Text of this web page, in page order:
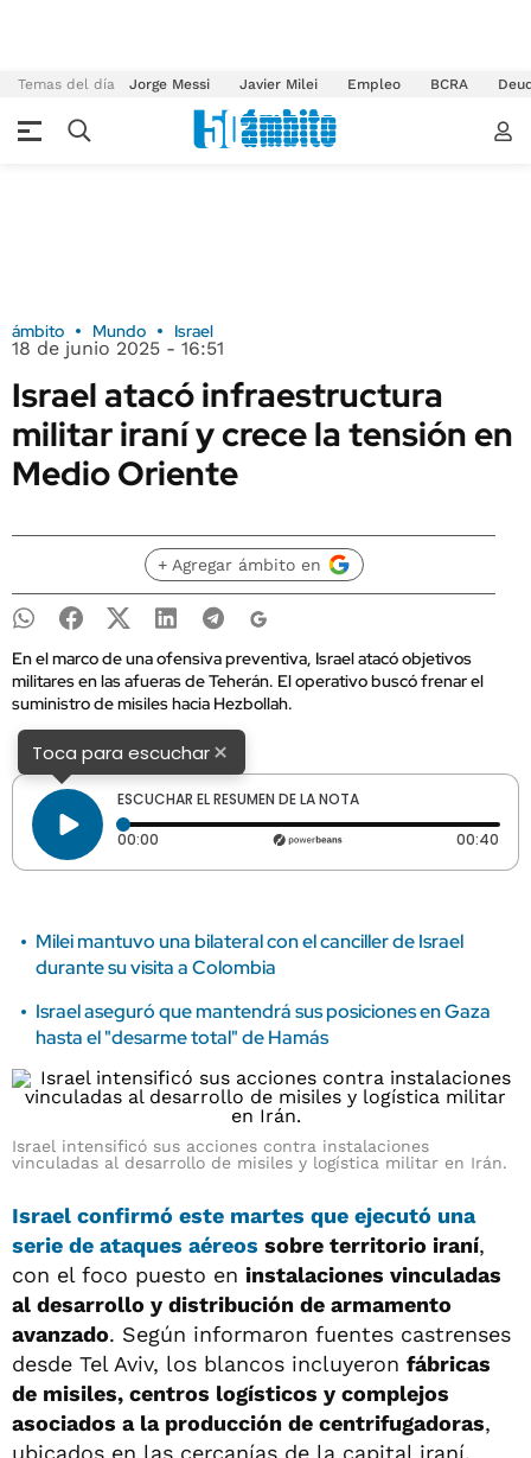
Temas del día Jorge Messi Javier Milei Empleo BCRA
ámbito Mundo Israel
18 de junio 2025 - 16:51
Israel atacó infraestructura
militar iraní y crece la tensión en
Medio Oriente
+ Agregar ámbito en
En el marco de una ofensiva preventiva, Israel atacó objetivos
militares en las afueras de Teherán. El operativo buscó frenar el
suministro de misiles hacia Hezbollah.
Toca para escuchar×
ESCUCHAR EL RESUMEN DE LA NOTA
00:00 Tiempo transcurrido: 0 segundos 00:40
Milei mantuvo una bilateral con el canciller de Israel
durante su visita a Colombia
Israel aseguró que mantendrá sus posiciones en Gaza
hasta el "desarme total" de Hamás
Israel intensificó sus acciones contra instalaciones
vinculadas al desarrollo de misiles y logística militar en Irán.
Israel confirmó este martes que ejecutó una
serie de ataques aéreos sobre territorio iraní,
con el foco puesto en instalaciones vinculadas
al desarrollo y distribución de armamento
avanzado. Según informaron fuentes castrenses
desde Tel Aviv, los blancos incluyeron fábricas
de misiles, centros logísticos y complejos
asociados a la producción de centrifugadoras,
ubicados en las cercanías de la capital iraní.